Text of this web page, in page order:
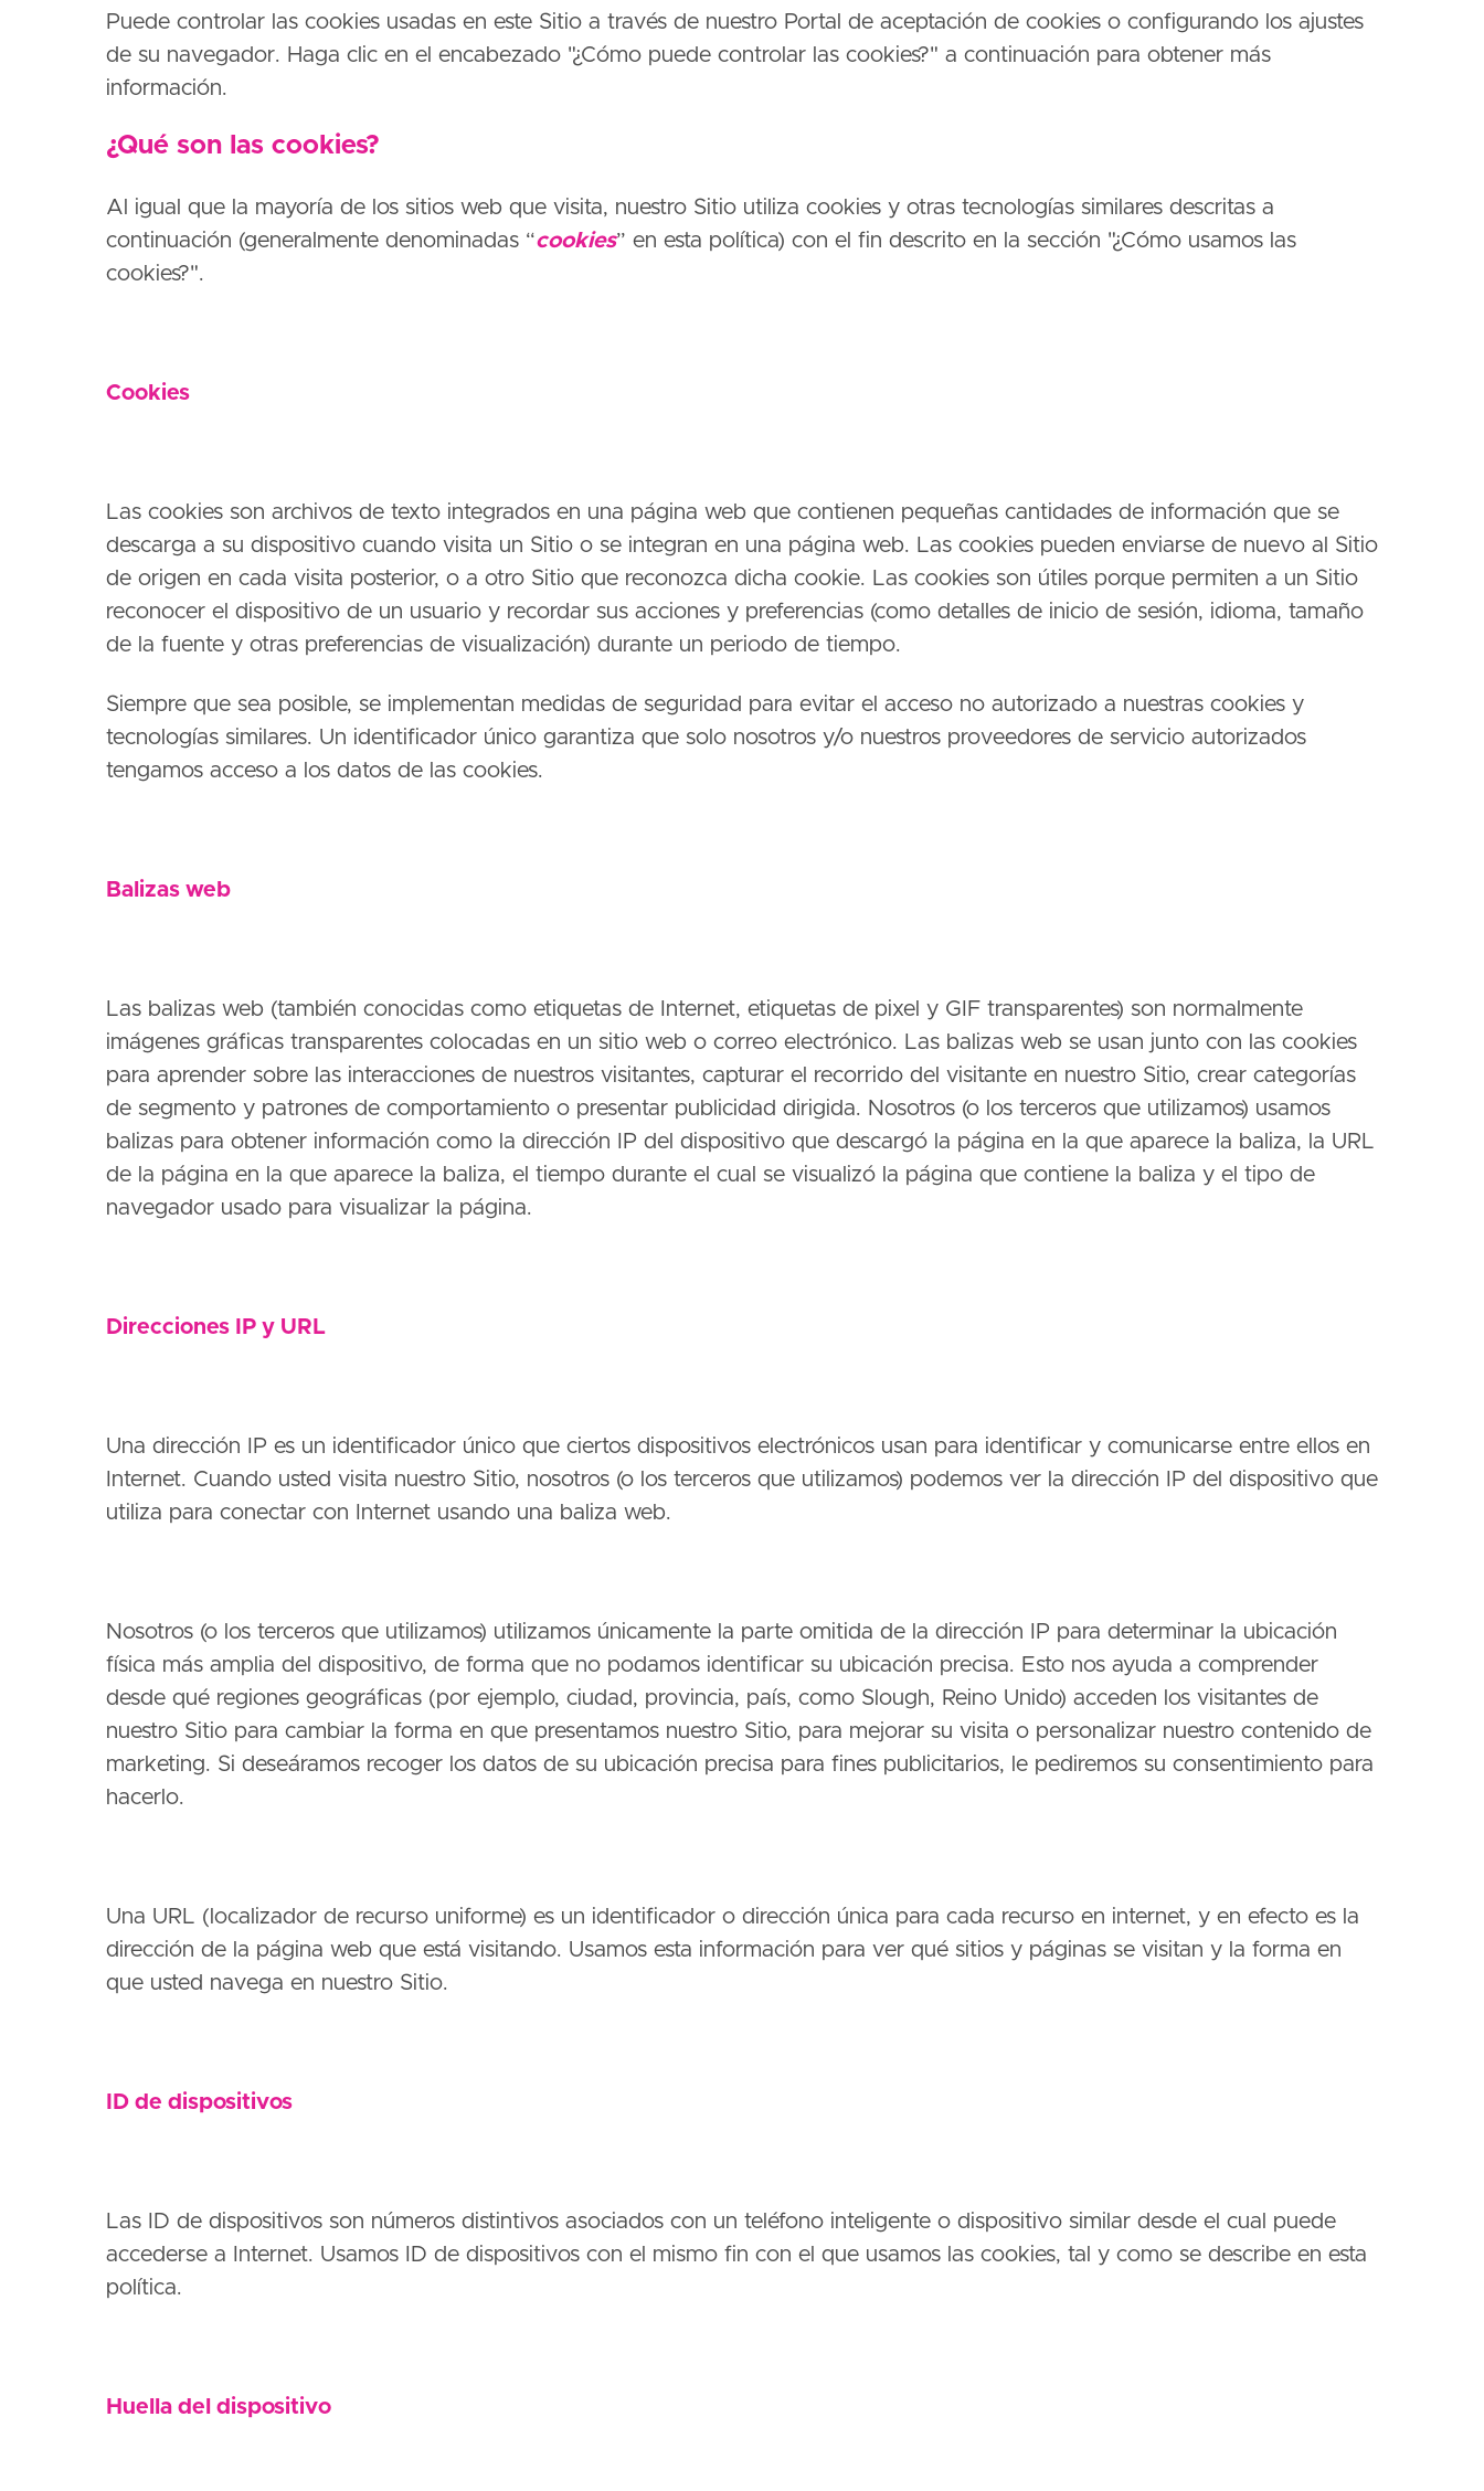
Puede controlar las cookies usadas en este Sitio a través de nuestro Portal de aceptación de cookies o configurando los ajustes
de su navegador. Haga clic en el encabezado "¿Cómo puede controlar las cookies?" a continuación para obtener más
información.
¿Qué son las cookies?
Al igual que la mayoría de los sitios web que visita, nuestro Sitio utiliza cookies y otras tecnologías similares descritas a
continuación (generalmente denominadas “cookies” en esta política) con el fin descrito en la sección "¿Cómo usamos las
cookies?".
Cookies
Las cookies son archivos de texto integrados en una página web que contienen pequeñas cantidades de información que se
descarga a su dispositivo cuando visita un Sitio o se integran en una página web. Las cookies pueden enviarse de nuevo al Sitio
de origen en cada visita posterior, o a otro Sitio que reconozca dicha cookie. Las cookies son útiles porque permiten a un Sitio
reconocer el dispositivo de un usuario y recordar sus acciones y preferencias (como detalles de inicio de sesión, idioma, tamaño
de la fuente y otras preferencias de visualización) durante un periodo de tiempo.
Siempre que sea posible, se implementan medidas de seguridad para evitar el acceso no autorizado a nuestras cookies y
tecnologías similares. Un identificador único garantiza que solo nosotros y/o nuestros proveedores de servicio autorizados
tengamos acceso a los datos de las cookies.
Balizas web
Las balizas web (también conocidas como etiquetas de Internet, etiquetas de pixel y GIF transparentes) son normalmente
imágenes gráficas transparentes colocadas en un sitio web o correo electrónico. Las balizas web se usan junto con las cookies
para aprender sobre las interacciones de nuestros visitantes, capturar el recorrido del visitante en nuestro Sitio, crear categorías
de segmento y patrones de comportamiento o presentar publicidad dirigida. Nosotros (o los terceros que utilizamos) usamos
balizas para obtener información como la dirección IP del dispositivo que descargó la página en la que aparece la baliza, la URL
de la página en la que aparece la baliza, el tiempo durante el cual se visualizó la página que contiene la baliza y el tipo de
navegador usado para visualizar la página.
Direcciones IP y URL
Una dirección IP es un identificador único que ciertos dispositivos electrónicos usan para identificar y comunicarse entre ellos en
Internet. Cuando usted visita nuestro Sitio, nosotros (o los terceros que utilizamos) podemos ver la dirección IP del dispositivo que
utiliza para conectar con Internet usando una baliza web.
Nosotros (o los terceros que utilizamos) utilizamos únicamente la parte omitida de la dirección IP para determinar la ubicación
física más amplia del dispositivo, de forma que no podamos identificar su ubicación precisa. Esto nos ayuda a comprender
desde qué regiones geográficas (por ejemplo, ciudad, provincia, país, como Slough, Reino Unido) acceden los visitantes de
nuestro Sitio para cambiar la forma en que presentamos nuestro Sitio, para mejorar su visita o personalizar nuestro contenido de
marketing. Si deseáramos recoger los datos de su ubicación precisa para fines publicitarios, le pediremos su consentimiento para
hacerlo.
Una URL (localizador de recurso uniforme) es un identificador o dirección única para cada recurso en internet, y en efecto es la
dirección de la página web que está visitando. Usamos esta información para ver qué sitios y páginas se visitan y la forma en
que usted navega en nuestro Sitio.
ID de dispositivos
Las ID de dispositivos son números distintivos asociados con un teléfono inteligente o dispositivo similar desde el cual puede
accederse a Internet. Usamos ID de dispositivos con el mismo fin con el que usamos las cookies, tal y como se describe en esta
política.
Huella del dispositivo